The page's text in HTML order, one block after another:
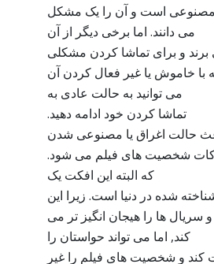
است و آن را یک مشکل
می دانند. اما برخی دیگر از آن
و برای تماشا کردن مشکلی
با خاموش یا غیر فعال کردن آن
می توانید به حالت عادی به
تماشا کردن خود ادامه دهید.
حالت اغراق یا مصنوعی شدن
شخصیت های فیلم می شود.
که البته این افکت یک
شده در دنیا است. زیرا این
سریال ها را هیجان انگیز تر می
کند, اما می تواند حواستان را
کند و شخصیت های فیلم را غیر